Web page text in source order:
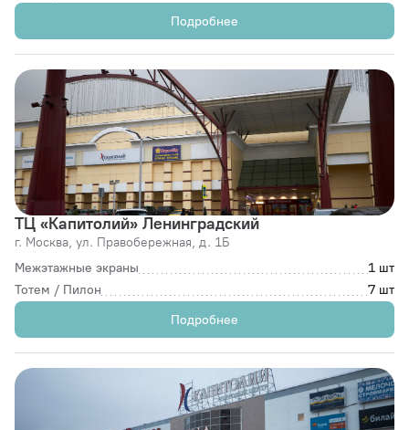
Подробнее
ТЦ «Капитолий» Ленинградский
г. Москва, ул. Правобережная, д. 1Б
Межэтажные экраны
1 шт
Тотем / Пилон
7 шт
Подробнее